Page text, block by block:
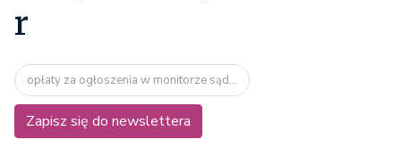
r
opłaty za ogłoszenia w monitorze sąd...
Zapisz się do newslettera